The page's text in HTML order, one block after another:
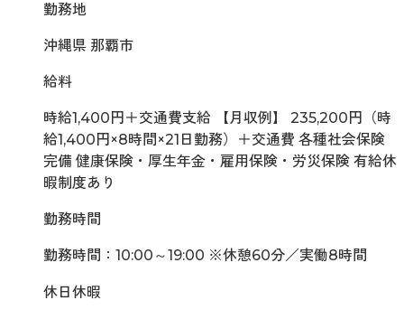
勤務地
沖縄県 那覇市
給料
時給1,400円＋交通費支給 【月収例】 235,200円（時
給1,400円×8時間×21日勤務）＋交通費 各種社会保険
完備 健康保険・厚生年金・雇用保険・労災保険 有給休
暇制度あり
勤務時間
勤務時間：10:00～19:00 ※休憩60分／実働8時間
休日休暇